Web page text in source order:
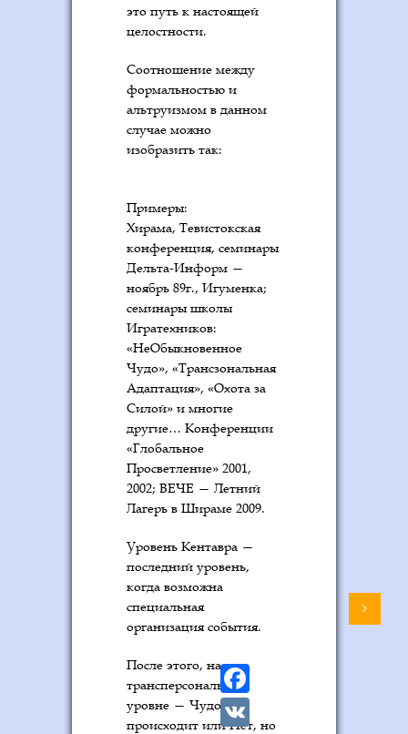
V
это путь к настоящей
целостности.
Соотношение между
формальностью и
альтруизмом в данном
случае можно
изобразить так:
Примеры:
Хирама, Тевистокская
конференция, семинары
Дельта-Информ —
ноябрь 89г., Игуменка;
семинары школы
Игратехников:
«НеОбыкновенное
Чудо», «Трансзональная
Адаптация», «Охота за
Силой» и многие
другие… Конференции
«Глобальное
Просветление» 2001,
2002; ВЕЧЕ — Летний
Лагерь в Шираме 2009.
Уровень Кентавра —
последний уровень,
когда возможна
специальная
организация события.
После этого, на
трансперсональном
уровне — Чудо или
происходит или Нет, но